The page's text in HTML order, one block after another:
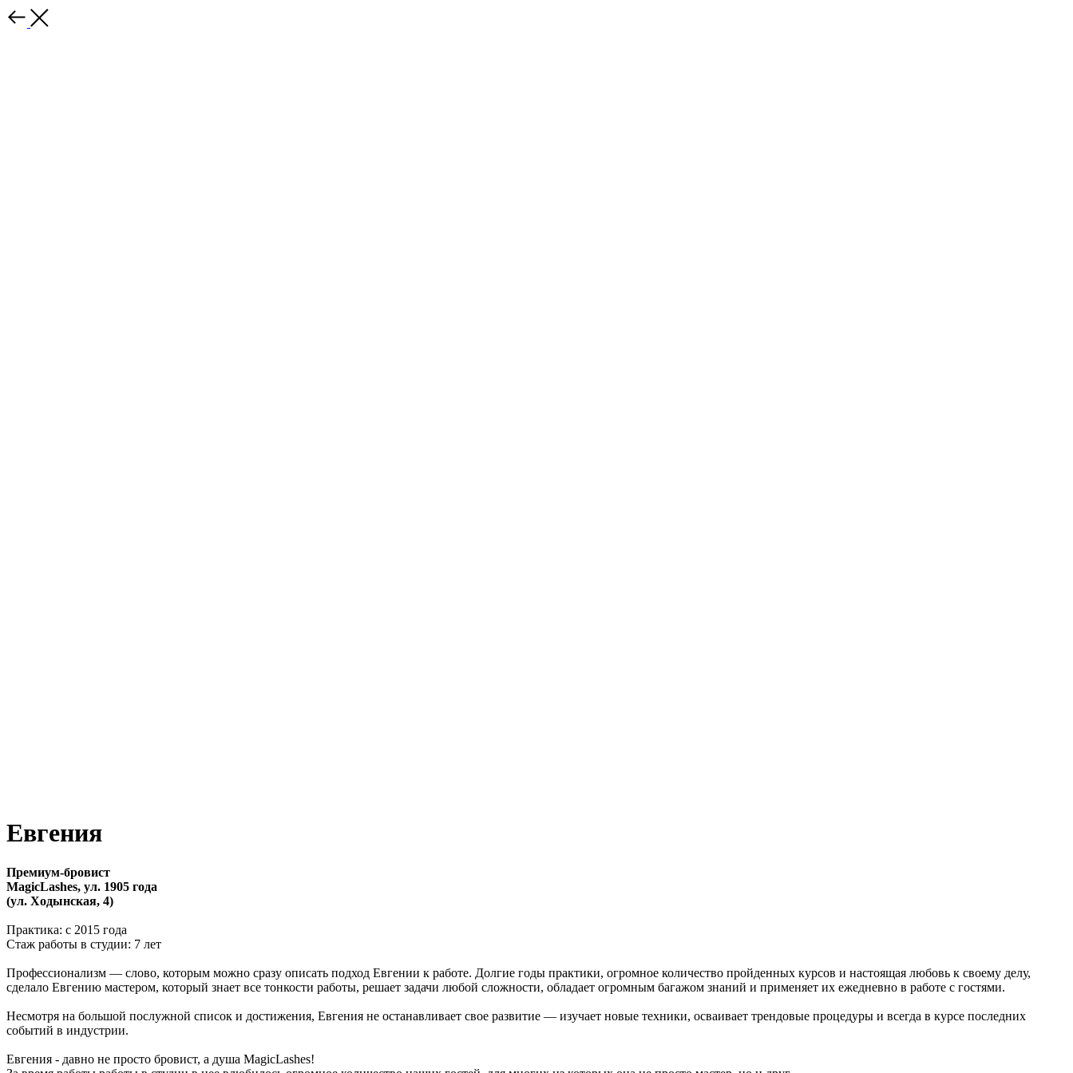
Евгения
Премиум-бровист
MagicLashes, ул. 1905 года
(ул. Ходынская, 4)
Практика: с 2015 года
Стаж работы в студии: 7 лет
Профессионализм — слово, которым можно сразу описать подход Евгении к работе. Долгие годы практики, огромное количество пройденных курсов и настоящая любовь к своему делу,
сделало Евгению мастером, который знает все тонкости работы, решает задачи любой сложности, обладает огромным багажом знаний и применяет их ежедневно в работе с гостями.
Несмотря на большой послужной список и достижения, Евгения не останавливает свое развитие — изучает новые техники, осваивает трендовые процедуры и всегда в курсе последних
событий в индустрии.
Евгения - давно не просто бровист, а душа MagicLashes!